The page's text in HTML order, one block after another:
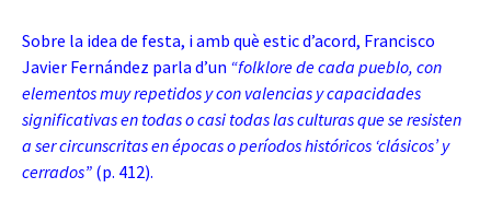
Sobre la idea de festa, i amb què estic d’acord, Francisco
Javier Fernández parla d’un “folklore de cada pueblo, con
elementos muy repetidos y con valencias y capacidades
significativas en todas o casi todas las culturas que se resisten
a ser circunscritas en épocas o períodos históricos ‘clásicos’ y
cerrados” (p. 412).